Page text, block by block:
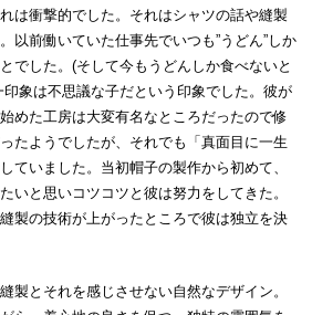
は衝撃的でした。それはシャツの話や縫製
以前働いていた仕事先でいつも”うどん”しか
でした。(そして今もうどんしか食べないと
象は不思議な子だという印象でした。彼が
めた工房は大変有名なところだったので修
たようでしたが、それでも「真面目に一生
ていました。当初帽子の製作から初めて、
いと思いコツコツと彼は努力をしてきた。
製の技術が上がったところで彼は独立を決
製とそれを感じさせない自然なデザイン。